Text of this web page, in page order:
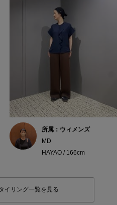
所属：ウィメンズ
MD
HAYAO / 166cm
イリング一覧を見る